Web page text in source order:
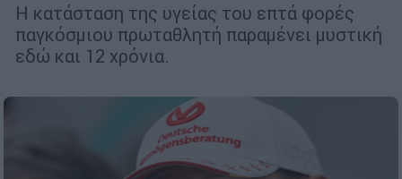
Η κατάσταση της υγείας του επτά φορές
παγκόσμιου πρωταθλητή παραμένει μυστική
εδώ και 12 χρόνια.